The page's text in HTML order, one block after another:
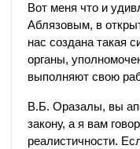
Вот меня что и
Аблязовым, в
нас создана такая
органы,
выполняют свою
В.Б. Оразалы, вы
закону, а я вам
реалистичности.